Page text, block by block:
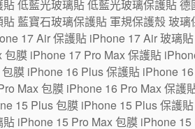
低藍光玻璃貼 低藍光玻璃保護貼
藍寶石玻璃保護貼 軍規保護殼 玻
17 Air 保護貼 iPhone 17 Air 玻璃
膜 iPhone 17 Pro Max 保護貼
膜 iPhone 16 Plus 保護貼 iPhone
Max 包膜 iPhone 16 Pro Max 保護
15 Plus 包膜 iPhone 15 Plus 保護
iPhone 15 Pro Max 包膜 iPhone